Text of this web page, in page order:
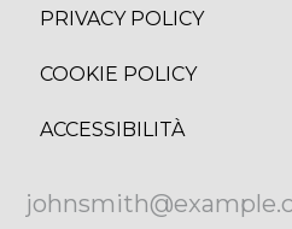
PRIVACY POLICY
COOKIE POLICY
ACCESSIBILITÀ